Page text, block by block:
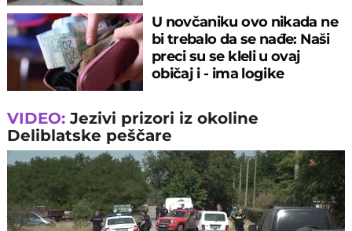
U novčaniku ovo nikada ne
bi trebalo da se nađe: Naši
preci su se kleli u ovaj
običaj i - ima logike
VIDEO:Jezivi prizori iz okoline
Deliblatske peščare